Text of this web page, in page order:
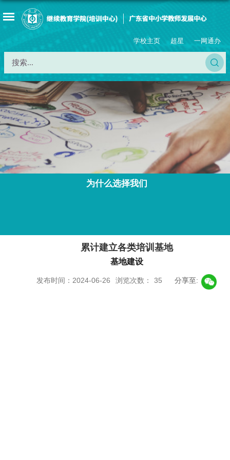
学校主页 超星 一网通办
为什么选择我们
累计建立各类培训基地
基地建设
发布时间：2024-06-26 浏览次数： 35 分享至: